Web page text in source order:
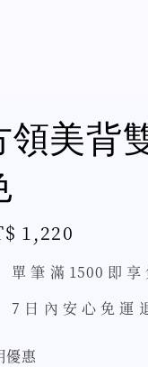
領美背
1,220
單 筆 滿 1500 即 享
7 日 內 安 心 免 運
優惠